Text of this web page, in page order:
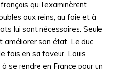
qui l’examinèrent
aux reins, au foie et à
lui sont nécessaires. Seule
améliorer son état. Le duc
fois en sa faveur. Louis
se rendre en France pour un